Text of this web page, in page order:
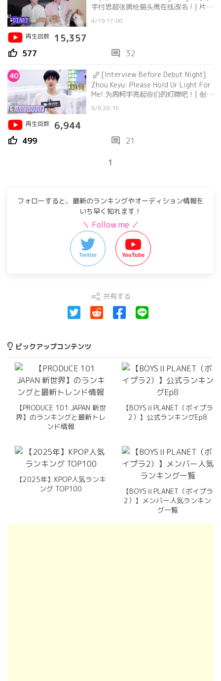
宇付思超张腾给猫头鹰在线改名！| 片场
4/19 17:00
再生回数
15,357
thumb_up 577 comment 32
40
[Interview Before Debut Night]
Zhou Keyu: Please Hold Ur Light For
Me! 为周柯宇亮起你们的灯牌吧！| 创造
5/6 20:15
再生回数
6,944
thumb_up 499 comment 21
1
フォローすると、最新のランキングやオーディション情報を
いち早く知れます！
＼ Follow me ／
Twitter YouTube
共有する
ピックアップコンテンツ
【PRODUCE 101 JAPAN 新世
界】のランキングと最新トレ
ンド情報
【BOYSⅡPLANET（ボイプラ
2）】公式ランキングEp8
【2025年】KPOP人気ランキ
ング TOP100
【BOYSⅡPLANET（ボイプラ
2）】メンバー人気ランキン
グ一覧